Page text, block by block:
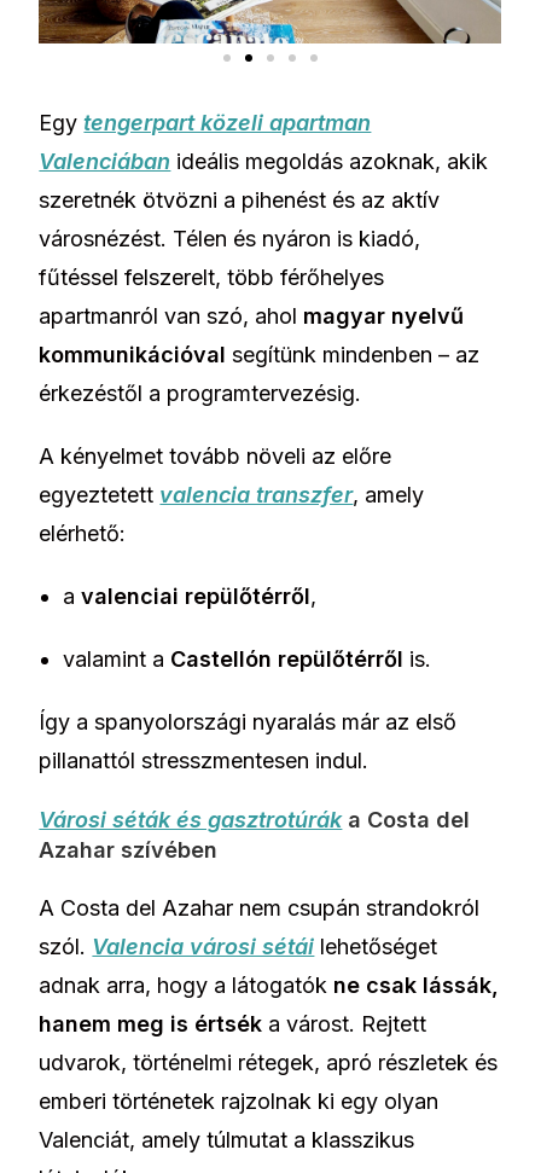
Egytengerpart közeli apartman
Valenciában ideális megoldás azoknak, akik
szeretnék ötvözni a pihenést és az aktív
városnézést. Télen és nyáron is kiadó,
fűtéssel felszerelt, több férőhelyes
apartmanról van szó, ahol magyar nyelvű
kommunikációval segítünk mindenben – az
érkezéstől a programtervezésig.
A kényelmet tovább növeli az előre
egyeztetett valencia transzfer, amely
elérhető:
avalenciai repülőtérről,
valamint a Castellón repülőtérről is.
Így a spanyolországi nyaralás már az első
pillanattól stresszmentesen indul.
Városi séták és gasztrotúráka Costa del
Azahar szívében
A Costa del Azahar nem csupán strandokról
szól. Valencia városi sétái lehetőséget
adnak arra, hogy a látogatók ne csak lássák,
hanem meg is értsék a várost. Rejtett
udvarok, történelmi rétegek, apró részletek és
emberi történetek rajzolnak ki egy olyan
Valenciát, amely túlmutat a klasszikus